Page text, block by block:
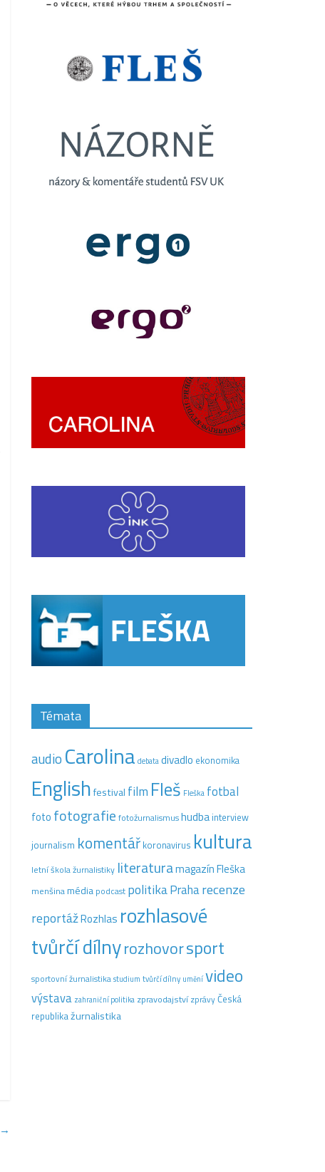
→
Témata
audio Carolina debatadivadlo ekonomika
Englishfestival film Fleš Fleška fotbal
foto fotografie fotožurnalismushudba interview
journalism komentář koronavirus kultura
letní škola žurnalistiky literaturamagazín Fleška
menšinamédia podcast politikaPraharecenze
reportážRozhlas rozhlasové
tvůrčí dílnyrozhovorsport
sportovní žurnalistikastudium tvůrčí dílny uměnívideo
výstava zahraniční politika zpravodajství zprávyČeská
republikažurnalistika